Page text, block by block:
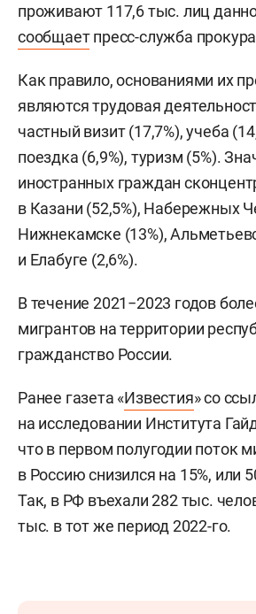
проживают 117,6 тыс. лиц
сообщаетпресс-служба
Как правило, основаниями их
являются трудовая
частный визит (17,7%), учеба
поездка (6,9%), туризм (5%).
иностранных граждан
в Казани (52,5%), Набережных
Нижнекамске (13%),
и Елабуге (2,6%).
В течение 2021−2023 годов
мигрантов на территории
гражданство России.
Ранее газета «Известия» со
на исследовании Института
что в первом полугодии поток
в Россию снизился на 15%, или
Так, в РФ въехали 282 тыс.
тыс. в тот же период 2022-го.